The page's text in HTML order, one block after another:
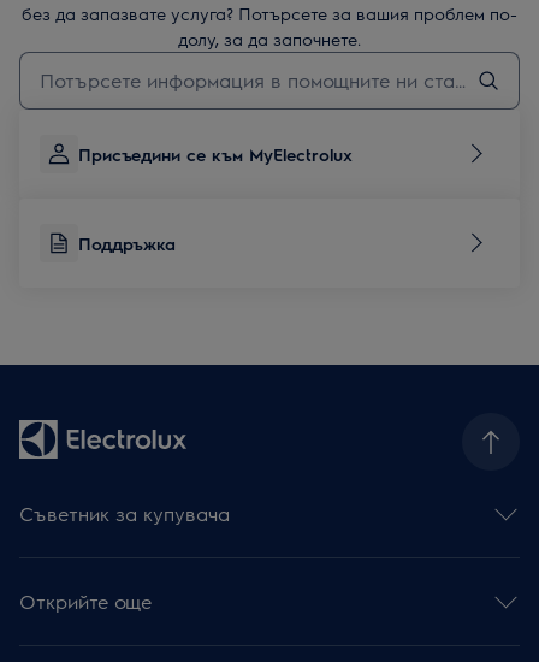
без да запазвате услуга? Потърсете за вашия проблем по-
долу, за да започнете.
Въведете текст за да потърсите статии за поддръжка
Присъедини се към MyElectrolux
Поддръжка
Съветник за купувача
Готварски плотове
Абсорбатори
Съдомиялни
Открийте още